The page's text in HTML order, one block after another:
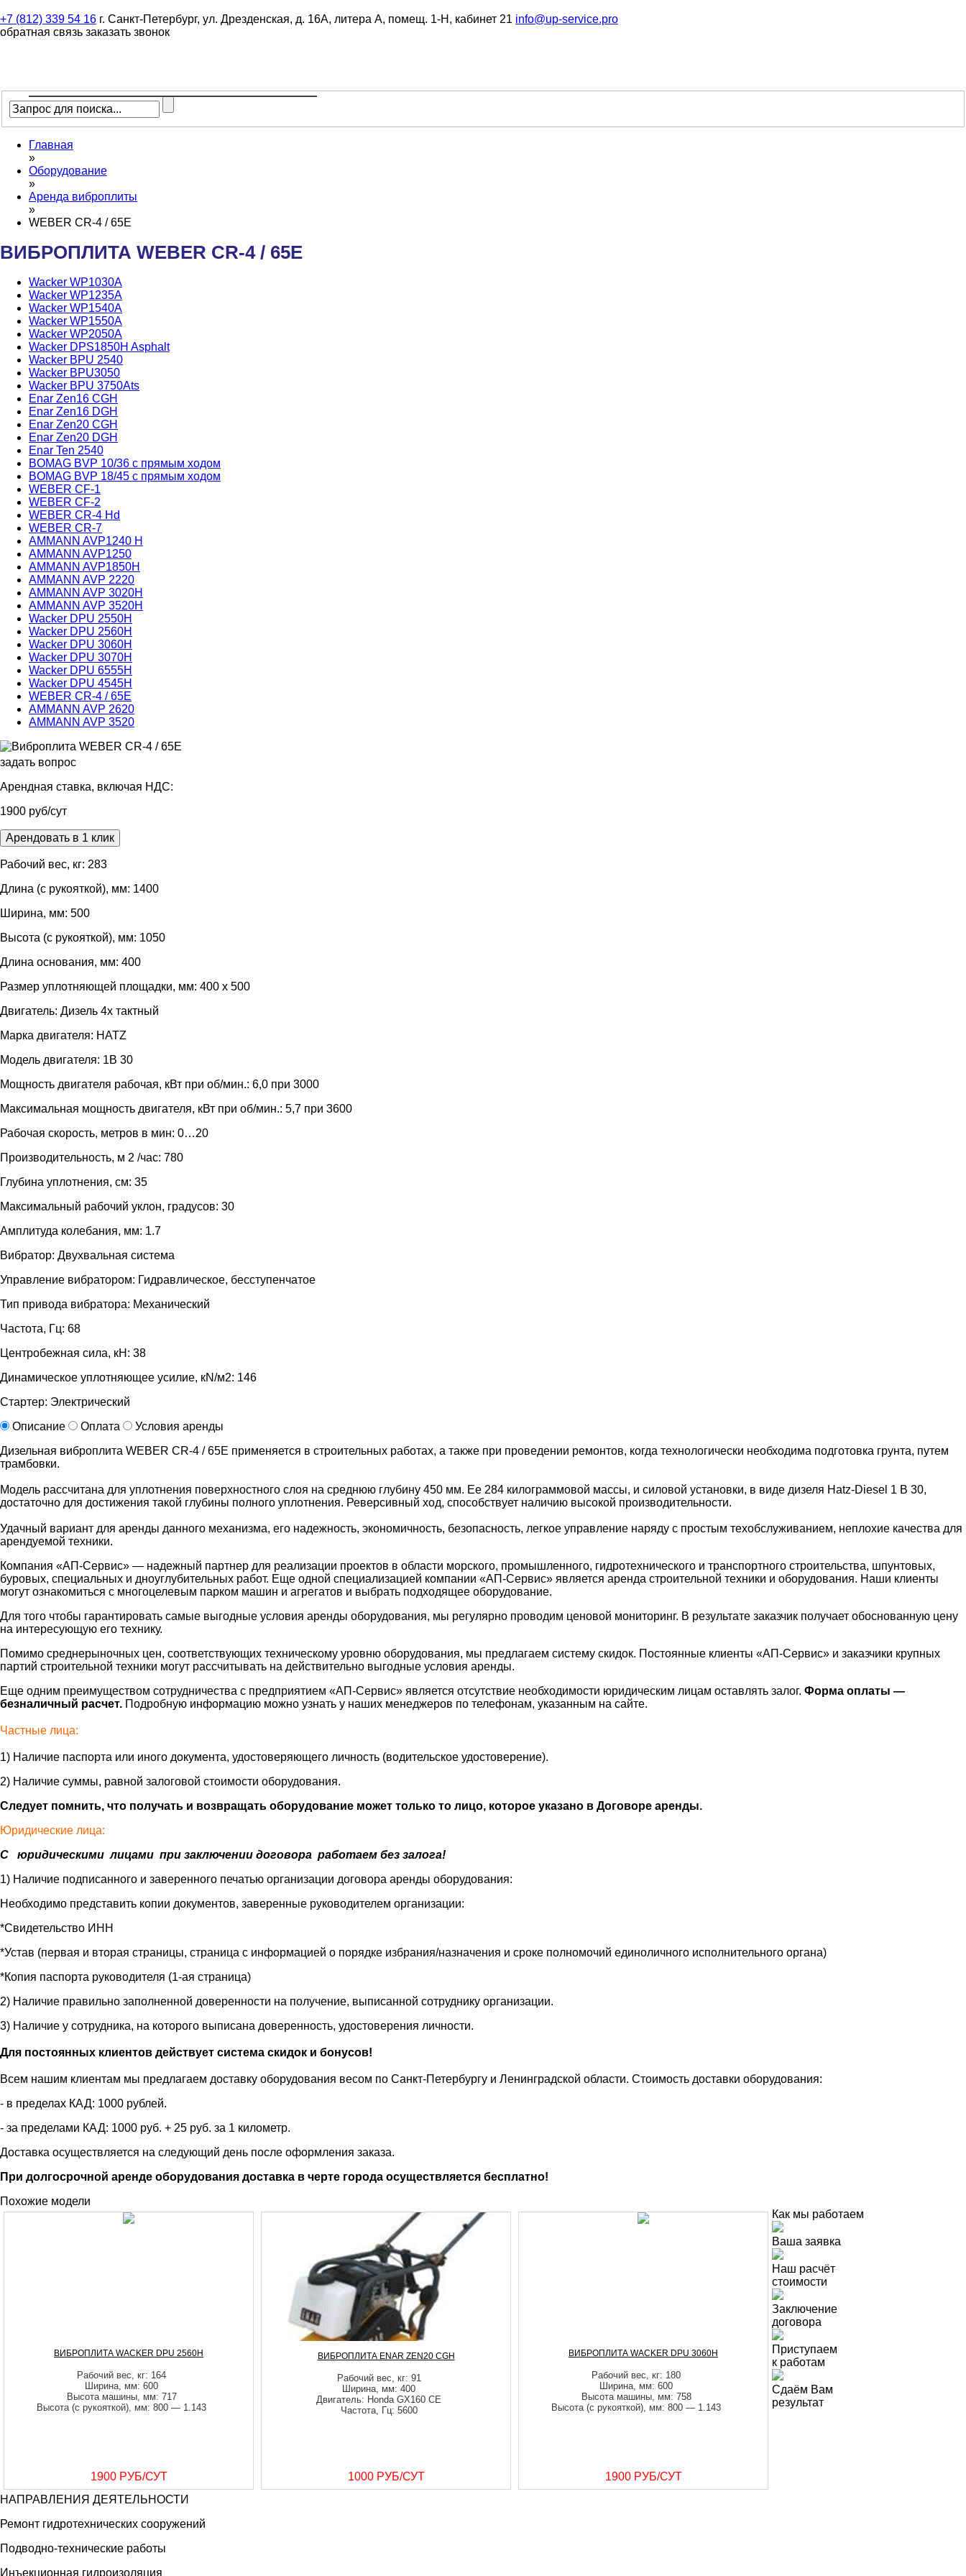
+7 (812) 339 54 16 г. Санкт-Петербург, ул. Дрезденская, д. 16А, литера А, помещ. 1-Н, кабинет 21 info@up-service.pro
обратная связь заказать звонок
Главная
»
Оборудование
»
Аренда виброплиты
»
WEBER CR-4 / 65E
ВИБРОПЛИТА WEBER CR-4 / 65E
Wacker WP1030A
Wacker WP1235A
Wacker WP1540A
Wacker WP1550A
Wacker WP2050A
Wacker DPS1850H Asphalt
Wacker BPU 2540
Wacker BPU3050
Wacker BPU 3750Ats
Enar Zen16 CGH
Enar Zen16 DGH
Enar Zen20 CGH
Enar Zen20 DGH
Enar Ten 2540
BOMAG BVP 10/36 с прямым ходом
BOMAG BVP 18/45 с прямым ходом
WEBER CF-1
WEBER CF-2
WEBER CR-4 Hd
WEBER CR-7
AMMANN AVP1240 H
AMMANN AVP1250
AMMANN AVP1850H
AMMANN AVP 2220
AMMANN AVP 3020H
AMMANN AVP 3520H
Wacker DPU 2550H
Wacker DPU 2560H
Wacker DPU 3060H
Wacker DPU 3070H
Wacker DPU 6555H
Wacker DPU 4545H
WEBER CR-4 / 65E
AMMANN AVP 2620
AMMANN AVP 3520
задать вопрос
Арендная ставка, включая НДС:
1900 руб/сут
Арендовать в 1 клик
Рабочий вес, кг: 283
Длина (с рукояткой), мм: 1400
Ширина, мм: 500
Высота (с рукояткой), мм: 1050
Длина основания, мм: 400
Размер уплотняющей площадки, мм: 400 x 500
Двигатель: Дизель 4х тактный
Марка двигателя: HATZ
Модель двигателя: 1B 30
Мощность двигателя рабочая, кВт при об/мин.: 6,0 при 3000
Максимальная мощность двигателя, кВт при об/мин.: 5,7 при 3600
Рабочая скорость, метров в мин: 0…20
Производительность, м 2 /час: 780
Глубина уплотнения, см: 35
Максимальный рабочий уклон, градусов: 30
Амплитуда колебания, мм: 1.7
Вибратор: Двухвальная система
Управление вибратором: Гидравлическое, бесступенчатое
Тип привода вибратора: Механический
Частота, Гц: 68
Центробежная сила, кН: 38
Динамическое уплотняющее усилие, кN/м2: 146
Стартер: Электрический
Описание
Оплата
Условия аренды
Дизельная виброплита WEBER CR-4 / 65E применяется в строительных работах, а также при проведении ремонтов, когда технологически необходима подготовка грунта, путем
трамбовки.
Модель рассчитана для уплотнения поверхностного слоя на среднюю глубину 450 мм. Ее 284 килограммовой массы, и силовой установки, в виде дизеля Hatz-Diesel 1 B 30,
достаточно для достижения такой глубины полного уплотнения. Реверсивный ход, способствует наличию высокой производительности.
Удачный вариант для аренды данного механизма, его надежность, экономичность, безопасность, легкое управление наряду с простым техобслуживанием, неплохие качества для
арендуемой техники.
Компания «АП-Сервис» — надежный партнер для реализации проектов в области морского, промышленного, гидротехнического и транспортного строительства, шпунтовых,
буровых, специальных и дноуглубительных работ. Еще одной специализацией компании «АП-Сервис» является аренда строительной техники и оборудования. Наши клиенты
могут ознакомиться с многоцелевым парком машин и агрегатов и выбрать подходящее оборудование.
Для того чтобы гарантировать самые выгодные условия аренды оборудования, мы регулярно проводим ценовой мониторинг. В результате заказчик получает обоснованную цену
на интересующую его технику.
Помимо среднерыночных цен, соответствующих техническому уровню оборудования, мы предлагаем систему скидок. Постоянные клиенты «АП-Сервис» и заказчики крупных
партий строительной техники могут рассчитывать на действительно выгодные условия аренды.
Еще одним преимуществом сотрудничества с предприятием «АП-Сервис» является отсутствие необходимости юридическим лицам оставлять залог. Форма оплаты —
безналичный расчет. Подробную информацию можно узнать у наших менеджеров по телефонам, указанным на сайте.
Частные лица:
1) Наличие паспорта или иного документа, удостоверяющего личность (водительское удостоверение).
2) Наличие суммы, равной залоговой стоимости оборудования.
Следует помнить, что получать и возвращать оборудование может только то лицо, которое указано в Договоре аренды.
Юридические лица:
С юридическими лицами при заключении договора работаем без залога!
1) Наличие подписанного и заверенного печатью организации договора аренды оборудования:
Необходимо представить копии документов, заверенные руководителем организации:
*Свидетельство ИНН
*Устав (первая и вторая страницы, страница с информацией о порядке избрания/назначения и сроке полномочий единоличного исполнительного органа)
*Копия паспорта руководителя (1-ая страница)
2) Наличие правильно заполненной доверенности на получение, выписанной сотруднику организации.
3) Наличие у сотрудника, на которого выписана доверенность, удостоверения личности.
Для постоянных клиентов действует система скидок и бонусов!
Всем нашим клиентам мы предлагаем доставку оборудования весом по Санкт-Петербургу и Ленинградской области. Стоимость доставки оборудования:
- в пределах КАД: 1000 рублей.
- за пределами КАД: 1000 руб. + 25 руб. за 1 километр.
Доставка осуществляется на следующий день после оформления заказа.
При долгосрочной аренде оборудования доставка в черте города осуществляется бесплатно!
Похожие модели
ВИБРОПЛИТА WACKER DPU 2560H
Рабочий вес, кг: 164
Ширина, мм: 600
Высота машины, мм: 717
Высота (с рукояткой), мм: 800 — 1.143
1900 РУБ/СУТ
ВИБРОПЛИТА ENAR ZEN20 CGH
Рабочий вес, кг: 91
Ширина, мм: 400
Двигатель: Honda GX160 CE
Частота, Гц: 5600
1000 РУБ/СУТ
ВИБРОПЛИТА WACKER DPU 3060H
Рабочий вес, кг: 180
Ширина, мм: 600
Высота машины, мм: 758
Высота (с рукояткой), мм: 800 — 1.143
1900 РУБ/СУТ
Как мы работаем
Ваша заявка
Наш расчёт
стоимости
Заключение
договора
Приступаем
к работам
Сдаём Вам
результат
НАПРАВЛЕНИЯ ДЕЯТЕЛЬНОСТИ
Ремонт гидротехнических сооружений
Подводно-технические работы
Инъекционная гидроизоляция